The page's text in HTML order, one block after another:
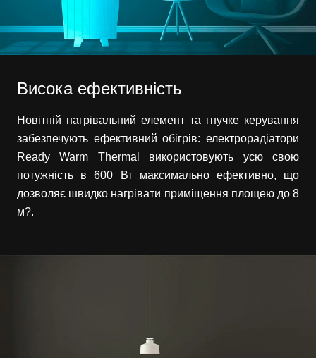
Висока ефективність
Новітній нагрівальний елемент та гнучке керування
забезпечують ефективний обігрів: електрорадіатори
Ready Warm Thermal використовують усю свою
потужність в 600 Вт максимально ефективно, що
дозволяє швидко нагрівати приміщення площею до 8
м?.